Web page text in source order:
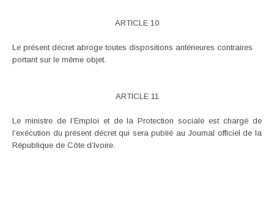
ARTICLE 10
Le présent décret abroge toutes dispositions antérieures contraires
portant sur le même objet.
ARTICLE 11
Le ministre de l’Emploi et de la Protection sociale est chargé de
l’exécution du présent décret qui sera publié au Journal officiel de la
République de Côte d’Ivoire.